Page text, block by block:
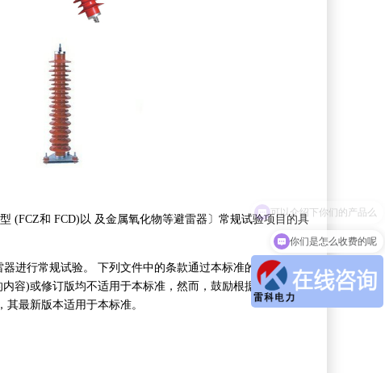
和 FCD)以 及金属氧化物等避雷器〕常规试验项目的具
行常规试验。 下列文件中的条款通过本标准的引用而成
容)或修订版均不适用于本标准，然而，鼓励根据本标准达
最新版本适用于本标准。
你们是怎么收费的呢